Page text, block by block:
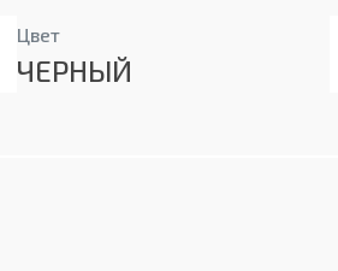
Цвет
ЧЕРНЫЙ